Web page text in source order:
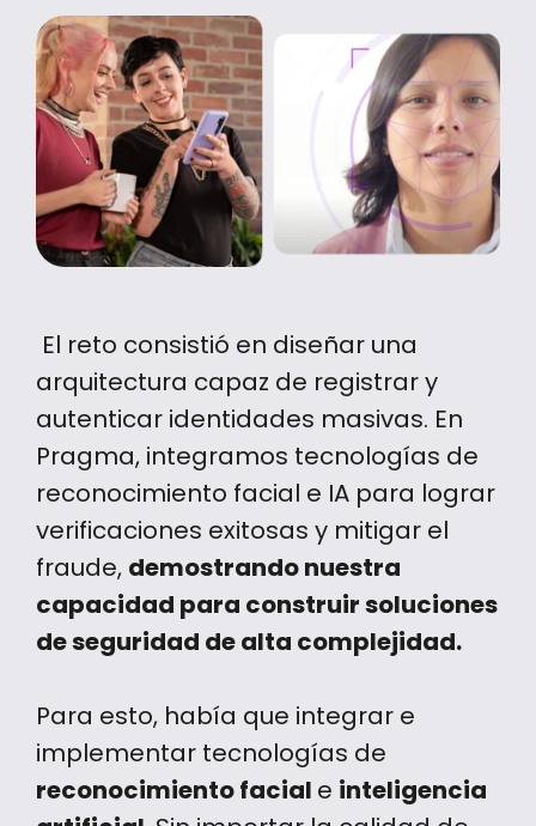
El reto consistió en diseñar una
arquitectura capaz de registrar y
autenticar identidades masivas. En
Pragma, integramos tecnologías de
reconocimiento facial e IA para lograr
verificaciones exitosas y mitigar el
fraude, demostrando nuestra
capacidad para construir soluciones
de seguridad de alta complejidad.
Para esto, había que integrar e
implementar tecnologías de
reconocimiento facial e inteligencia